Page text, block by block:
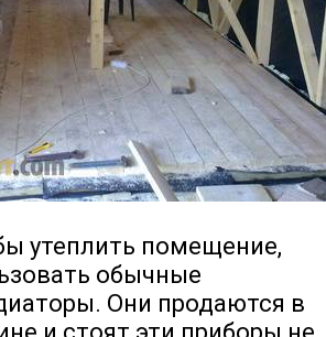
утеплить помещение,
обычные
Они продаются в